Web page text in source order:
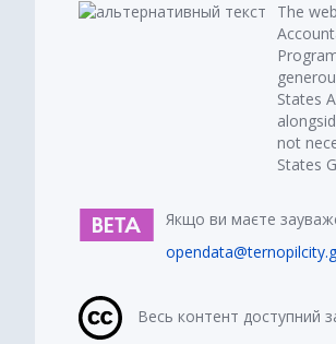
The
States
not
States
Якщо ви маєте
Весь контент доступний